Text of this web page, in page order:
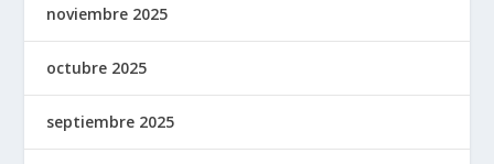
noviembre 2025
octubre 2025
septiembre 2025